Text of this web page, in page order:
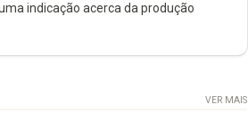
indicação acerca da produção
VER MAIS